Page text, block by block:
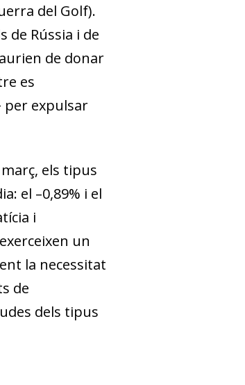
del Golf).
de Rússia i de
de donar
es
per expulsar
els tipus
el –0,89% i el
i
un
la necessitat
de
dels tipus